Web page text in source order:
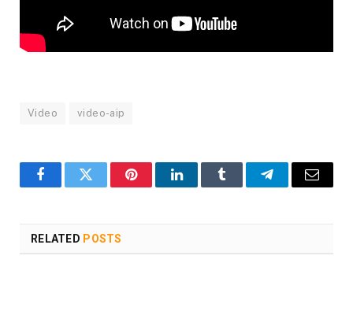
Video video-aip
FacebookTwitter PinterestLinkedInTumblr TelegramEmail
RELATED POSTS